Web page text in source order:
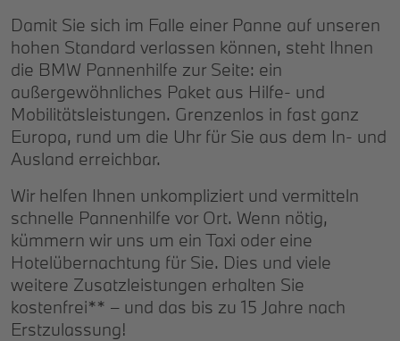
Damit Sie sich im Falle einer Panne auf unseren
hohen Standard verlassen können, steht Ihnen
die BMW Pannenhilfe zur Seite: ein
außergewöhnliches Paket aus Hilfe- und
Mobilitätsleistungen. Grenzenlos in fast ganz
Europa, rund um die Uhr für Sie aus dem In- und
Ausland erreichbar.
Wir helfen Ihnen unkompliziert und vermitteln
schnelle Pannenhilfe vor Ort. Wenn nötig,
kümmern wir uns um ein Taxi oder eine
Hotelübernachtung für Sie. Dies und viele
weitere Zusatzleistungen erhalten Sie
kostenfrei** – und das bis zu 15 Jahre nach
Erstzulassung!